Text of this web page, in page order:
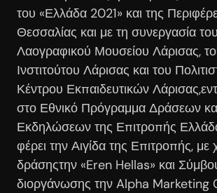
του «Ελλάδα 2021» και της
Θεσσαλίας και με τη συνεργασία του
Λαογραφικού Μουσείου Λάρισας,
Ινστιτούτου Λάρισας και του
Κέντρου Εκπαιδευτικών
στο Εθνικό Πρόγραμμα Δράσεων
Εκδηλώσεων της Επιτροπής
φέρει την Αιγίδα της Επιτροπής, με
δράσηςτην «Eren Hellas» και
διοργάνωσης την Alpha Marketing